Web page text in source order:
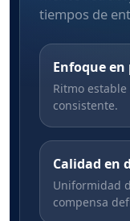
tiempos de
Enfoque
Ritmo
consistente.
Calidad en
Uniformidad
compensa